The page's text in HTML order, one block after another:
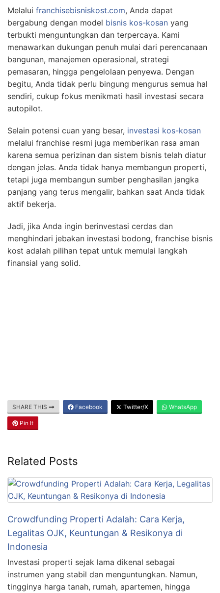
Melalui franchisebisniskost.com, Anda dapat
bergabung dengan model bisnis kos-kosan yang
terbukti menguntungkan dan terpercaya. Kami
menawarkan dukungan penuh mulai dari perencanaan
bangunan, manajemen operasional, strategi
pemasaran, hingga pengelolaan penyewa. Dengan
begitu, Anda tidak perlu bingung mengurus semua hal
sendiri, cukup fokus menikmati hasil investasi secara
autopilot.
Selain potensi cuan yang besar, investasi kos-kosan
melalui franchise resmi juga memberikan rasa aman
karena semua perizinan dan sistem bisnis telah diatur
dengan jelas. Anda tidak hanya membangun properti,
tetapi juga membangun sumber penghasilan jangka
panjang yang terus mengalir, bahkan saat Anda tidak
aktif bekerja.
Jadi, jika Anda ingin berinvestasi cerdas dan
menghindari jebakan investasi bodong, franchise bisnis
kost adalah pilihan tepat untuk memulai langkah
finansial yang solid.
SHARE THIS Facebook Twitter/X WhatsApp
Pin It
Related Posts
Crowdfunding Properti Adalah: Cara Kerja,
Legalitas OJK, Keuntungan & Resikonya di
Indonesia
Investasi properti sejak lama dikenal sebagai
instrumen yang stabil dan menguntungkan. Namun,
tingginya harga tanah, rumah, apartemen, hingga